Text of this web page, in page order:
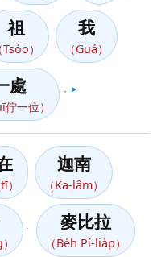
祖
（Tsóo）
我
（Guá）
處
一位）
▶️
tī）
迦南
（Ka-lâm）
麥比拉
（Be̍h Pí-lia̍p）